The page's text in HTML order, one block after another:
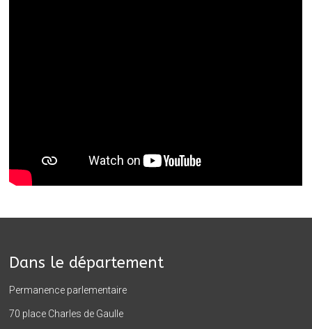
Dans le département
Permanence parlementaire
70 place Charles de Gaulle